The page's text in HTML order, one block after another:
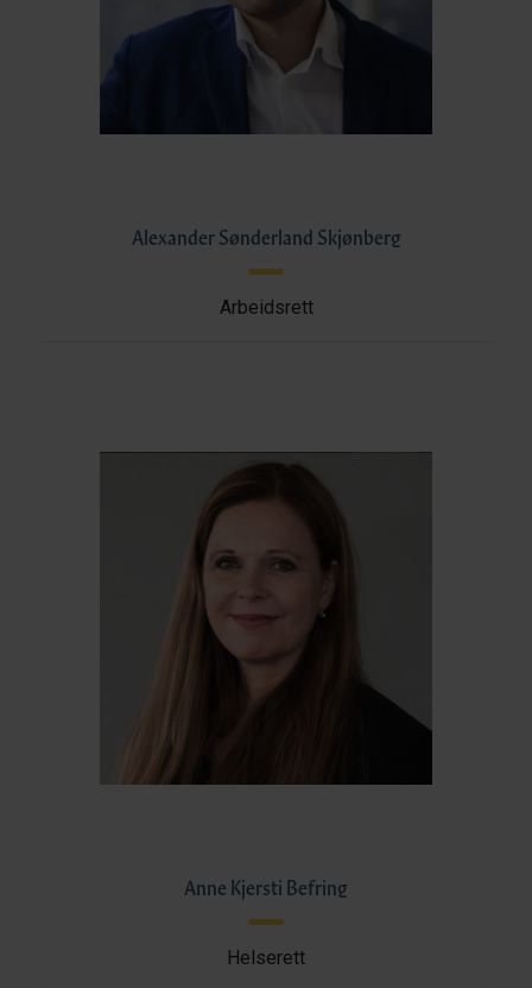
Alexander Sønderland Skjønberg
Arbeidsrett
Anne Kjersti Befring
Helserett